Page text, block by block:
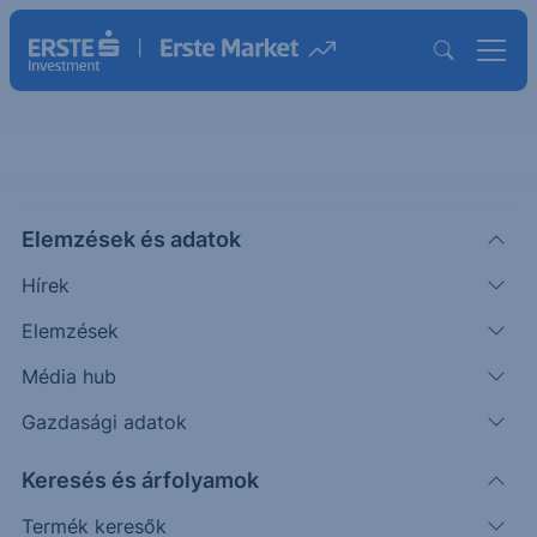
Elemzések és adatok
Hírek
Elemzések
Média hub
Gazdasági adatok
Keresés és árfolyamok
Termék keresők
Árfolyamok
Budapesti Értéktőzsde BÉT Certifikátok/Warrantok
DAX